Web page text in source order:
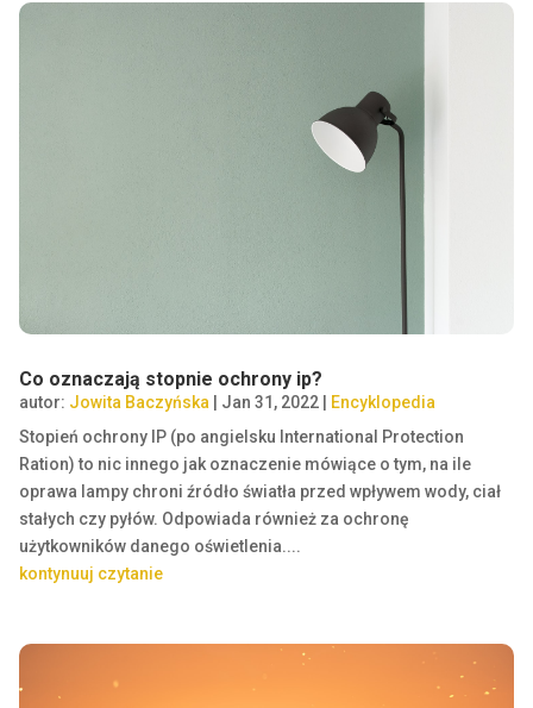
Co oznaczają stopnie ochrony ip?
autor: Jowita Baczyńska | Jan 31, 2022| Encyklopedia
Stopień ochrony IP (po angielsku International Protection
Ration) to nic innego jak oznaczenie mówiące o tym, na ile
oprawa lampy chroni źródło światła przed wpływem wody, ciał
stałych czy pyłów. Odpowiada również za ochronę
użytkowników danego oświetlenia....
kontynuuj czytanie